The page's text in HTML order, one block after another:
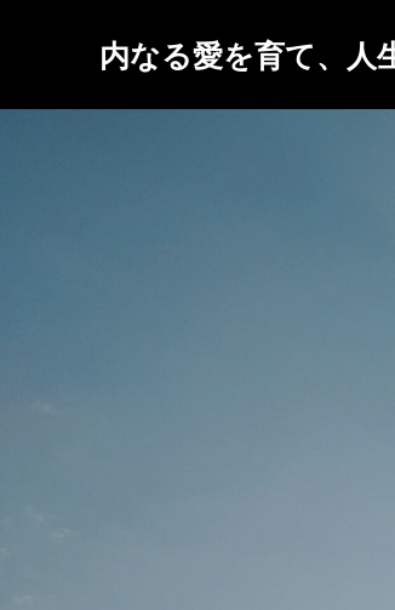
内なる愛を育て、